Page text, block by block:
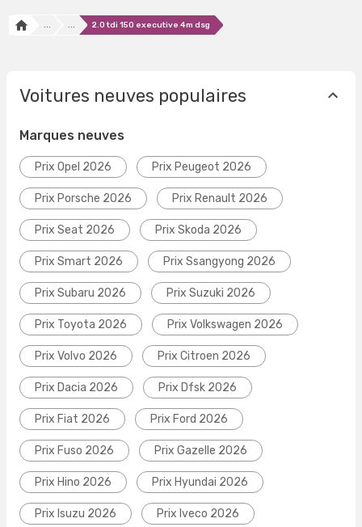
... ... 2.0 tdi 150 executive 4m dsg
Voitures neuves populaires
Marques neuves
Prix Opel 2026 Prix Peugeot 2026
Prix Porsche 2026 Prix Renault 2026
Prix Seat 2026 Prix Skoda 2026
Prix Smart 2026 Prix Ssangyong 2026
Prix Subaru 2026 Prix Suzuki 2026
Prix Toyota 2026 Prix Volkswagen 2026
Prix Volvo 2026 Prix Citroen 2026
Prix Dacia 2026 Prix Dfsk 2026
Prix Fiat 2026 Prix Ford 2026
Prix Fuso 2026 Prix Gazelle 2026
Prix Hino 2026 Prix Hyundai 2026
Prix Isuzu 2026 Prix Iveco 2026